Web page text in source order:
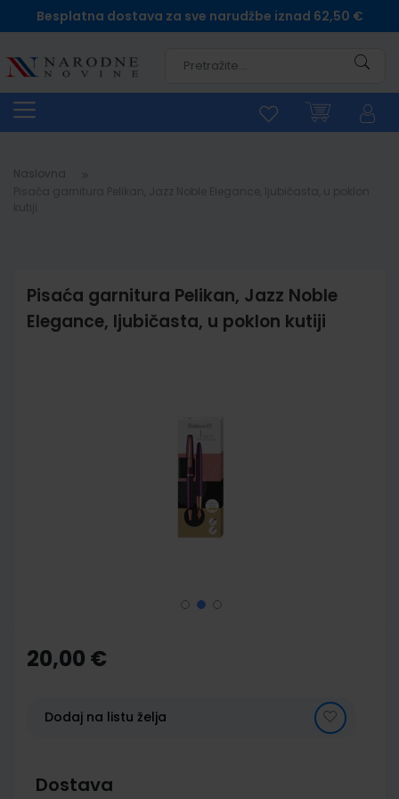
Besplatna dostava za sve narudžbe iznad 62,50 €
Naslovna
Pisaća garnitura Pelikan, Jazz Noble
Elegance, ljubičasta, u poklon kutiji
the
beginning
gallery
20,00 €
Dodaj na listu želja
Dostava